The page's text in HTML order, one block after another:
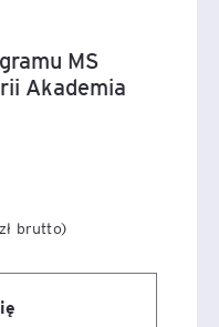
MS
Akademia
brutto)